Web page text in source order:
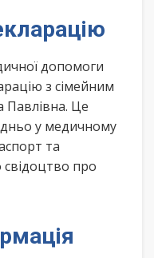
допомоги
з сімейним
Павлівна. Це
у медичному
та
свідоцтво про